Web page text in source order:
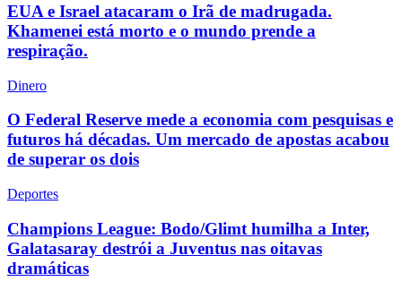
EUA e Israel atacaram o Irã de madrugada.
Khamenei está morto e o mundo prende a
respiração.
Dinero
O Federal Reserve mede a economia com pesquisas e
futuros há décadas. Um mercado de apostas acabou
de superar os dois
Deportes
Champions League: Bodo/Glimt humilha a Inter,
Galatasaray destrói a Juventus nas oitavas
dramáticas